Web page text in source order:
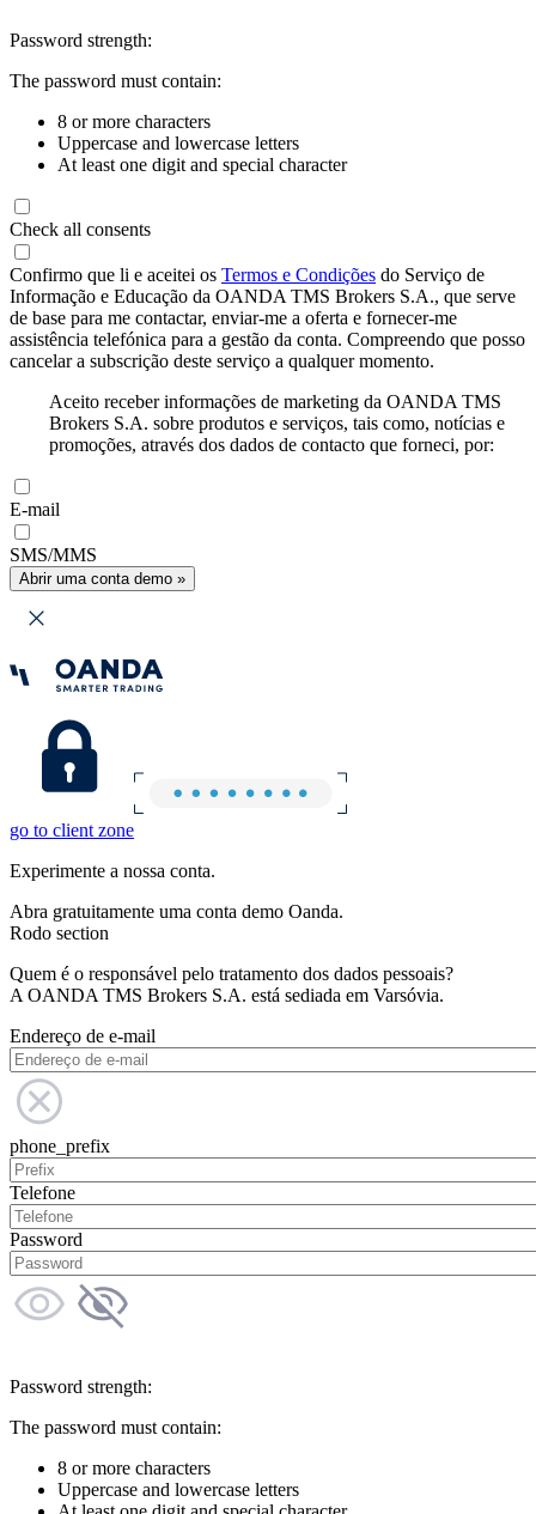
Password strength:
The password must contain:
8 or more characters
Uppercase and lowercase letters
At least one digit and special character
Check all consents
Confirmo que li e aceitei os Termos e Condições do Serviço de
Informação e Educação da OANDA TMS Brokers S.A., que serve
de base para me contactar, enviar-me a oferta e fornecer-me
assistência telefónica para a gestão da conta. Compreendo que posso
cancelar a subscrição deste serviço a qualquer momento.
Aceito receber informações de marketing da OANDA TMS
Brokers S.A. sobre produtos e serviços, tais como, notícias e
promoções, através dos dados de contacto que forneci, por:
E-mail
SMS/MMS
Abrir uma conta demo »
go to client zone
Experimente a nossa conta.
Abra gratuitamente uma conta demo Oanda.
Rodo section
Quem é o responsável pelo tratamento dos dados pessoais?
A OANDA TMS Brokers S.A. está sediada em Varsóvia.
Endereço de e-mail
phone_prefix
Telefone
Password
Password strength:
The password must contain:
8 or more characters
Uppercase and lowercase letters